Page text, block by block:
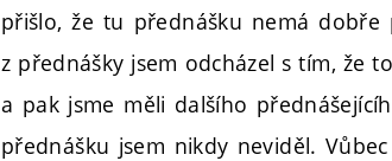
přišlo, že tu přednášku nemá
z přednášky jsem odcházel s tím, že
a pak jsme měli dalšího
přednášku jsem nikdy neviděl.